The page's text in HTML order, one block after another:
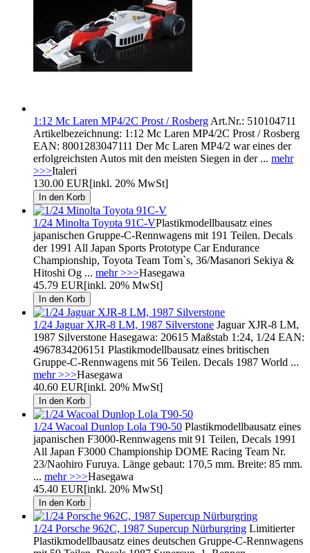
1:12 Mc Laren MP4/2C Prost / Rosberg Art.Nr.: 510104711
Artikelbezeichnung: 1:12 Mc Laren MP4/2C Prost / Rosberg
EAN: 8001283047111 Der Mc Laren MP4/2 war eines der
erfolgreichsten Autos mit den meisten Siegen in der ... mehr
>>>Italeri
130.00 EUR[inkl. 20% MwSt]
1/24 Minolta Toyota 91C-VPlastikmodellbausatz eines
japanischen Gruppe-C-Rennwagens mit 191 Teilen. Decals
der 1991 All Japan Sports Prototype Car Endurance
Championship, Toyota Team Tom`s, 36/Masanori Sekiya &
Hitoshi Og ... mehr >>>Hasegawa
45.79 EUR[inkl. 20% MwSt]
1/24 Jaguar XJR-8 LM, 1987 Silverstone Jaguar XJR-8 LM,
1987 Silverstone Hasegawa: 20615 Maßstab 1:24, 1/24 EAN:
4967834206151 Plastikmodellbausatz eines britischen
Gruppe-C-Rennwagens mit 56 Teilen. Decals 1987 World ...
mehr >>>Hasegawa
40.60 EUR[inkl. 20% MwSt]
1/24 Wacoal Dunlop Lola T90-50 Plastikmodellbausatz eines
japanischen F3000-Rennwagens mit 91 Teilen, Decals 1991
All Japan F3000 Championship DOME Racing Team Nr.
23/Naohiro Furuya. Länge gebaut: 170,5 mm. Breite: 85 mm.
... mehr >>>Hasegawa
45.40 EUR[inkl. 20% MwSt]
1/24 Porsche 962C, 1987 Supercup Nürburgring Limitierter
Plastikmodellbausatz eines deutschen Gruppe-C-Rennwagens